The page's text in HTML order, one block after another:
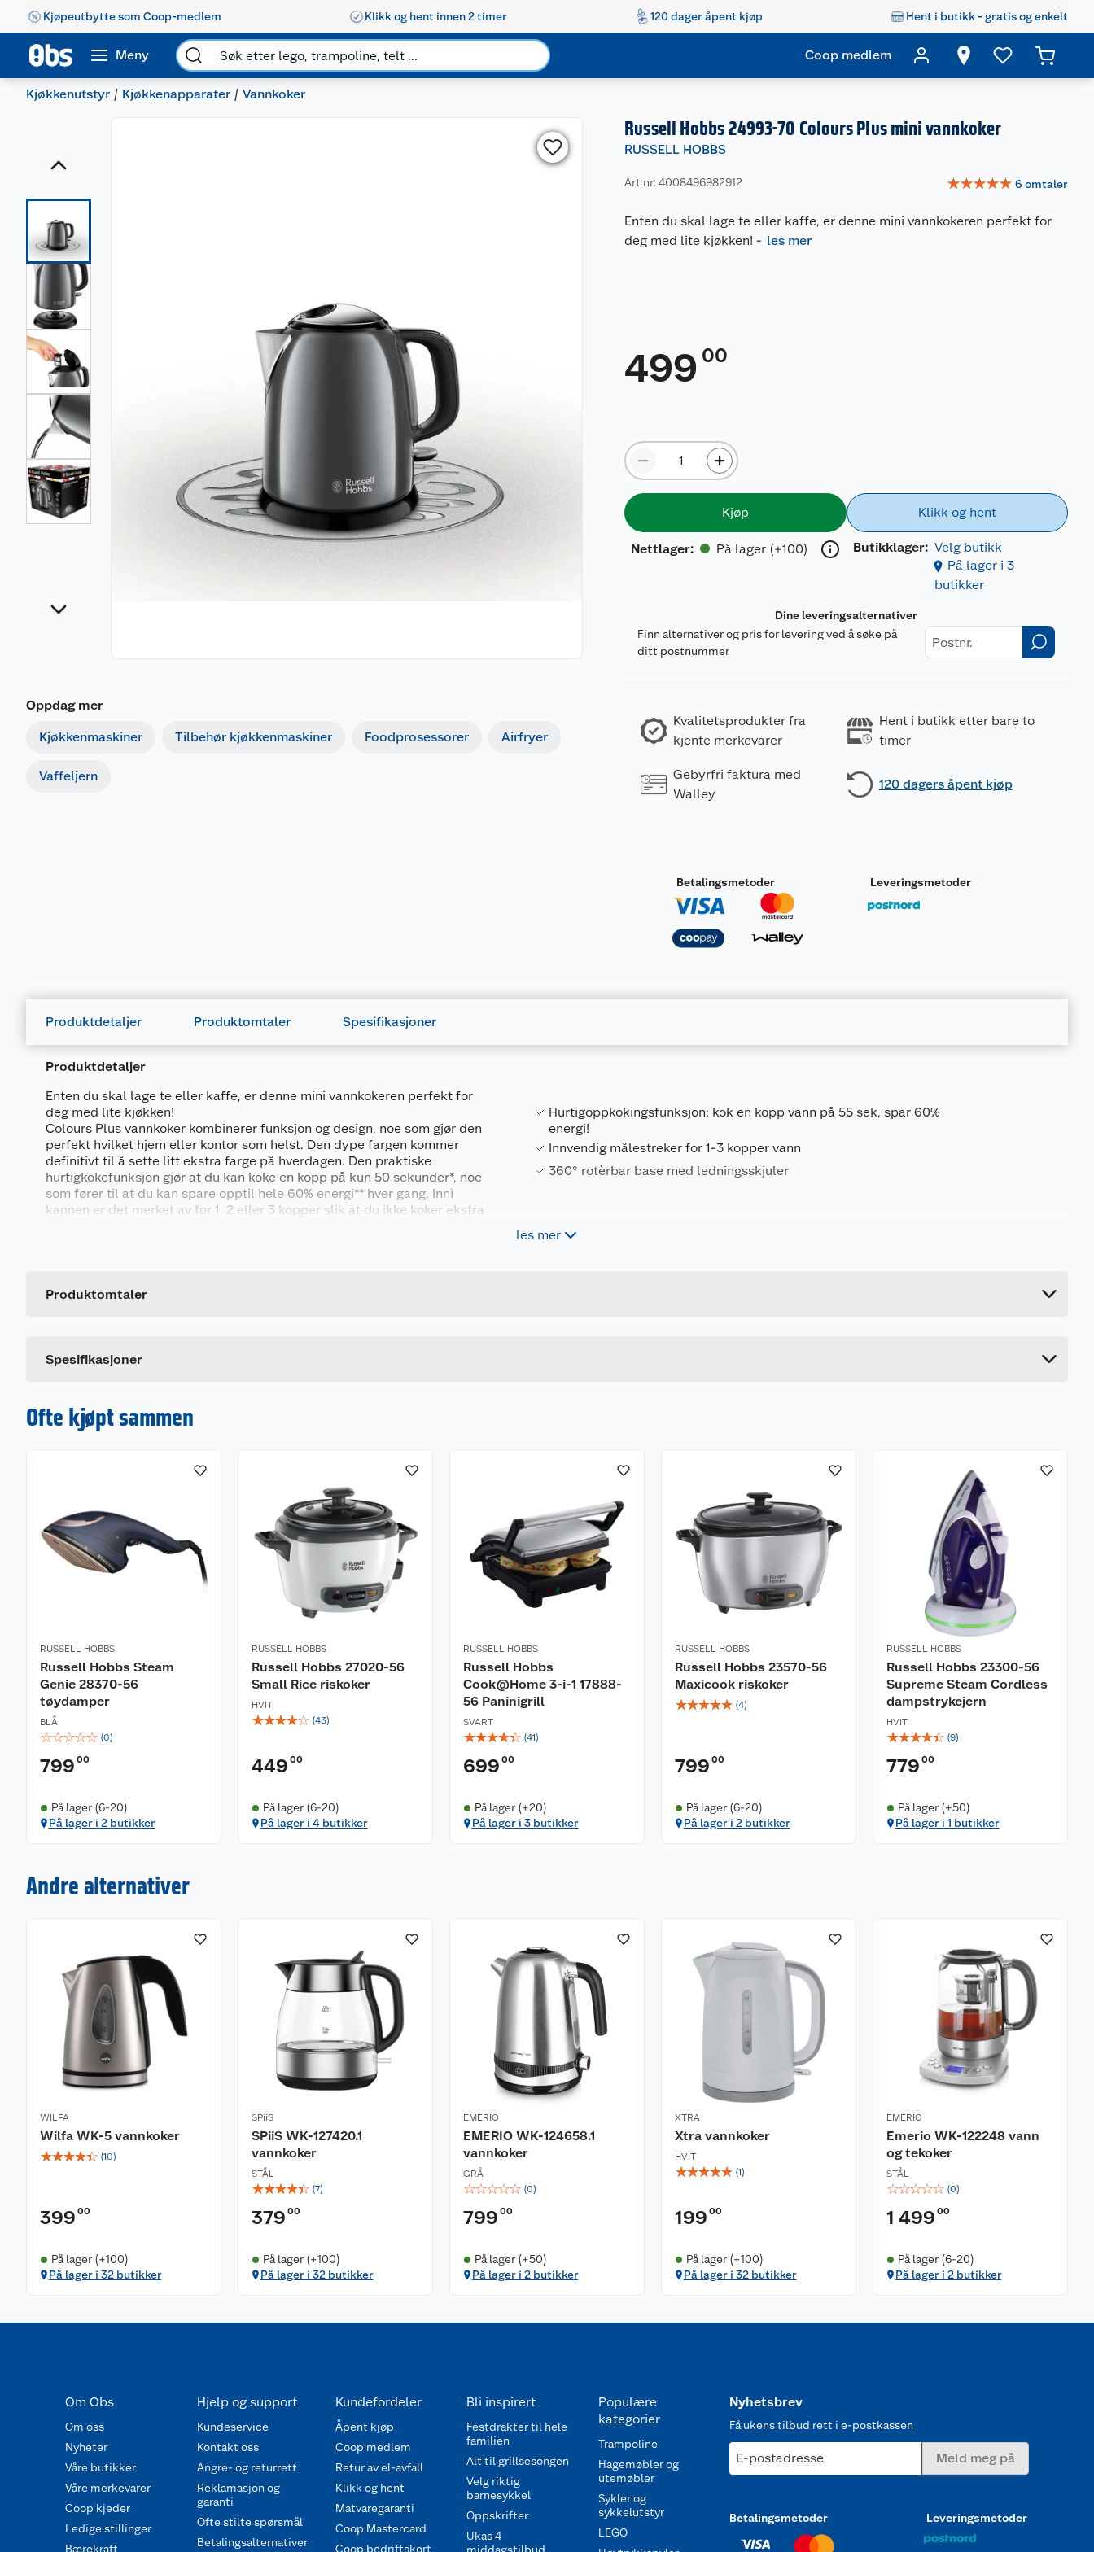
Kjøpeutbytte som Coop-medlem Klikk og hent innen 2 timer 120 dager åpent kjøp Hent i butikk - gratis og enkelt
Meny Coop medlem
Kjøkkenutstyr Kjøkkenapparater Vannkoker
Oppdag mer
Kjøkkenmaskiner Tilbehør kjøkkenmaskiner Foodprosessorer Airfryer
Vaffeljern
Russell Hobbs 24993-70 Colours Plus mini vannkoker
RUSSELL HOBBS
Art nr: 4008496982912 ☆☆☆☆☆ 6 omtaler
Enten du skal lage te eller kaffe, er denne mini vannkokeren perfekt for
deg med lite kjøkken! - les mer
499 00
Kjøp
Nettlager: På lager (+100)
Klikk og hent
Butikklager: Velg butikk
På lager i 3
butikker
Dine leveringsalternativer
Finn alternativer og pris for levering ved å søke på
ditt postnummer
Kvalitetsprodukter fra
kjente merkevarer
Hent i butikk etter bare to
timer
Gebyrfri faktura med
Walley
120 dagers åpent kjøp
Betalingsmetoder Leveringsmetoder
Produktdetaljer Produktomtaler Spesifikasjoner
Produktdetaljer
Enten du skal lage te eller kaffe, er denne mini vannkokeren perfekt for
deg med lite kjøkken!
Colours Plus vannkoker kombinerer funksjon og design, noe som gjør den
perfekt hvilket hjem eller kontor som helst. Den dype fargen kommer
definitivt til å sette litt ekstra farge på hverdagen. Den praktiske
hurtigkokefunksjon gjør at du kan koke en kopp på kun 50 sekunder*, noe
som fører til at du kan spare opptil hele 60% energi** hver gang. Inni
kannen er det merket av for 1, 2 eller 3 kopper slik at du ikke koker ekstra
ledningsvinde slik at du kan holde orden på kjøkkenbenken.
Hurtigkokefunksjon
Perfekt helletut
Lokk som åpnes ved at man drar det oppover
Skjult varmeelement
Avtagbart, vaskbart filter
2400W
Hurtigoppkokingsfunksjon: kok en kopp vann på 55 sek, spar 60%
energi!
Innvendig målestreker for 1-3 kopper vann
360° rotèrbar base med ledningsskjuler
les mer
Produktomtaler
Spesifikasjoner
Leverandørens artikkelnummer
Forpakningsmål
Ofte kjøpt sammen
RUSSELL HOBBS
Russell Hobbs Steam
Genie 28370-56
tøydamper
BLÅ
☆☆☆☆☆ (0)
799 00
På lager (6-20)
På lager i 2 butikker
RUSSELL HOBBS
Russell Hobbs 27020-56
Small Rice riskoker
HVIT
☆☆☆☆☆ (43)
449 00
På lager (6-20)
På lager i 4 butikker
RUSSELL HOBBS
Russell Hobbs
Cook@Home 3-i-1 17888-
56 Paninigrill
SVART
☆☆☆☆☆ (41)
699 00
På lager (+20)
På lager i 3 butikker
RUSSELL HOBBS
Russell Hobbs 23570-56
Maxicook riskoker
☆☆☆☆☆ (4)
799 00
På lager (6-20)
På lager i 2 butikker
RUSSELL HOBBS
Russell Hobbs 23300-56
Supreme Steam Cordless
dampstrykejern
HVIT
☆☆☆☆☆ (9)
779 00
På lager (+50)
På lager i 1 butikker
Andre alternativer
WILFA
Wilfa WK-5 vannkoker
☆☆☆☆☆ (10)
399 00
På lager (+100)
På lager i 32 butikker
SPiiS
SPiiS WK-127420.1
vannkoker
STÅL
☆☆☆☆☆ (7)
379 00
På lager (+100)
På lager i 32 butikker
EMERIO
EMERIO WK-124658.1
vannkoker
GRÅ
☆☆☆☆☆ (0)
799 00
På lager (+50)
På lager i 2 butikker
XTRA
Xtra vannkoker
HVIT
☆☆☆☆☆ (1)
199 00
På lager (+100)
På lager i 32 butikker
EMERIO
Emerio WK-122248 vann
og tekoker
STÅL
☆☆☆☆☆ (0)
1 499 00
På lager (6-20)
På lager i 2 butikker
Om Obs
Om oss
Nyheter
Våre butikker
Våre merkevarer
Coop kjeder
Ledige stillinger
Bærekraft
Hjelp og support
Kundeservice
Kontakt oss
Angre- og returrett
Reklamasjon og
garanti
Ofte stilte spørsmål
Betalingsalternativer
Kundefordeler
Åpent kjøp
Coop medlem
Retur av el-avfall
Klikk og hent
Matvaregaranti
Coop Mastercard
Coop bedriftskort
Bli inspirert
Festdrakter til hele
familien
Alt til grillsesongen
Velg riktig
barnesykkel
Oppskrifter
Ukas 4
Populære
kategorier
Trampoline
Hagemøbler og
utemøbler
Sykler og
sykkelutstyr
LEGO
Nyhetsbrev
Få ukens tilbud rett i e-postkassen
E-postadresse Meld meg på
Betalingsmetoder Leveringsmetoder